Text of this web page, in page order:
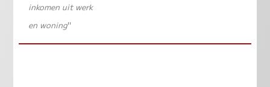
inkomen uit werk
en woning"